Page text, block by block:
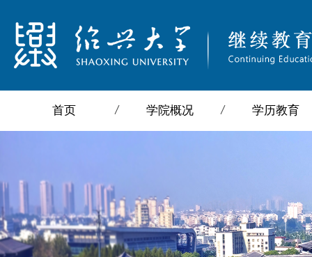
首页 学院概况 学历教育